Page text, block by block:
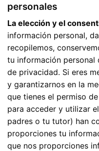
personales
La elección y el
información personal,
recopilemos,
tu información personal
de privacidad. Si eres
y garantizarnos en la
que tienes el permiso
para acceder y utilizar
padres o tu tutor) han
proporciones tu
que nos proporciones